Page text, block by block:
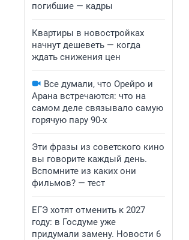
погибшие — кадры
Квартиры в новостройках
начнут дешеветь — когда
ждать снижения цен
Все думали, что Орейро и
Арана встречаются: что на
самом деле связывало самую
горячую пару 90-х
Эти фразы из советского кино
вы говорите каждый день.
Вспомните из каких они
фильмов? — тест
ЕГЭ хотят отменить к 2027
году: в Госдуме уже
придумали замену. Новости 6